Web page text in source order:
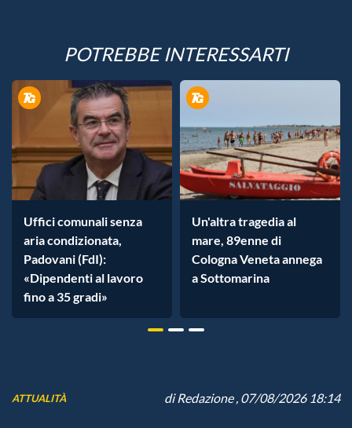
POTREBBE INTERESSARTI
Uffici comunali senza
aria condizionata,
Padovani (FdI):
«Dipendenti al lavoro
fino a 35 gradi»
Un'altra tragedia al
mare, 89enne di
Cologna Veneta annega
a Sottomarina
ATTUALITÀ diRedazione, 07/08/2026 18:14